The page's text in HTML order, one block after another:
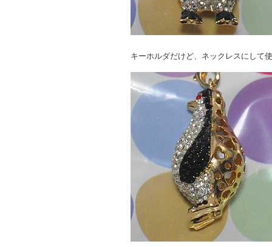
キーホルダだけど、ネックレスにして